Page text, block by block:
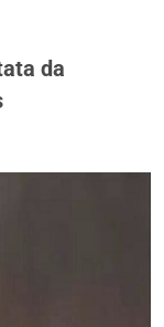
da